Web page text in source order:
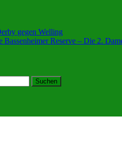
gegen Welling
Reserve – Die 2.